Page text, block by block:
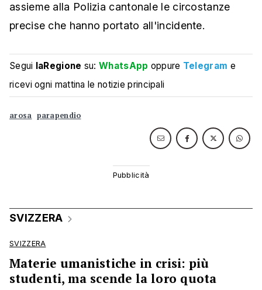
assieme alla Polizia cantonale le circostanze
precise che hanno portato all'incidente.
Segui laRegione su:WhatsApp oppure Telegram e
ricevi ogni mattina le notizie principali
arosa parapendio
SVIZZERA
SVIZZERA
Materie umanistiche in crisi: più
studenti, ma scende la loro quota